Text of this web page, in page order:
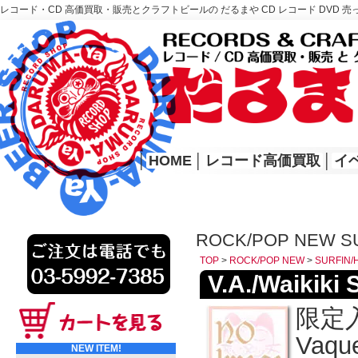
レコード・CD 高価買取・販売とクラフトビールの だるまや CD レコード DVD
レコード高価買取はこちら
HOME
│ HOME レコード高価買取 イ
NEW ITEM!
ROCK/POP NEW
TOP > ROCK/POP NEW> SURFIN/
V.A./Waikiki
限定